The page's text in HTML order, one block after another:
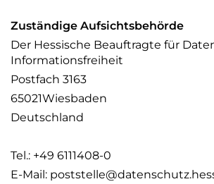
Zuständige Aufsichtsbehörde
Der Hessische Beauftragte für
Informationsfreiheit
Postfach 3163
65021Wiesbaden
Deutschland
Tel.: +49 6111408-0
E-Mail: